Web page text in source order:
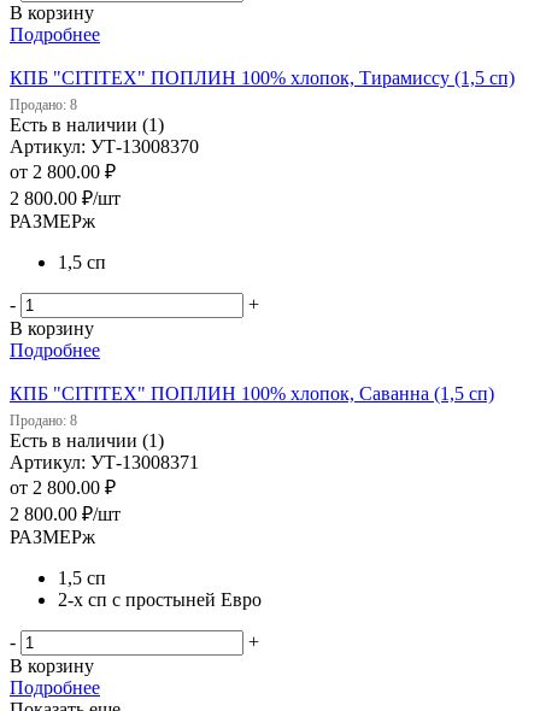
В корзину
Подробнее
КПБ "CITITEX" ПОПЛИН 100% хлопок, Тирамиссу (1,5 сп)
Продано: 8
Есть в наличии (1)
Артикул: УТ-13008370
от 2 800.00 ₽
2 800.00 ₽/шт
РАЗМЕРж
1,5 сп
-
+
В корзину
Подробнее
КПБ "CITITEX" ПОПЛИН 100% хлопок, Саванна (1,5 сп)
Продано: 8
Есть в наличии (1)
Артикул: УТ-13008371
от 2 800.00 ₽
2 800.00 ₽/шт
РАЗМЕРж
1,5 сп
2-х сп с простыней Евро
-
+
В корзину
Подробнее